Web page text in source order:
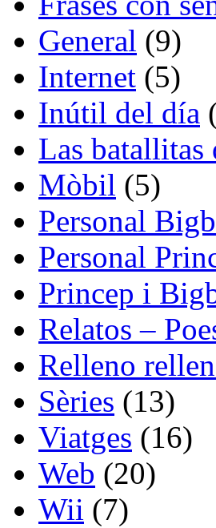
General (9)
Internet (5)
Inútil del día
Las batallitas
Mòbil (5)
Personal
Personal
Princep i
Relatos –
Relleno
Sèries (13)
Viatges (16)
Web (20)
Wii (7)